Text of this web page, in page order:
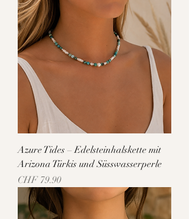
Azure Tides – Edelsteinhalskette mit
Arizona Türkis und Süsswasserperle
Preis
CHF 79.90